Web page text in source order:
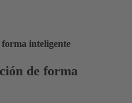
inteligente
de forma